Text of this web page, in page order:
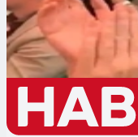
İmamoğlu Almanya'da